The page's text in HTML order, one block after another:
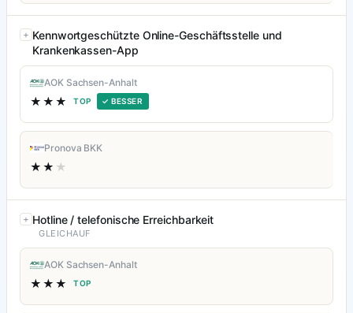
Kennwortgeschützte Online-Geschäftsstelle und
Krankenkassen-App
AOK Sachsen-Anhalt
★★★ TOP ✓ BESSER
Pronova BKK
★★ ★
Hotline / telefonische Erreichbarkeit
GLEICHAUF
AOK Sachsen-Anhalt
★★★ TOP